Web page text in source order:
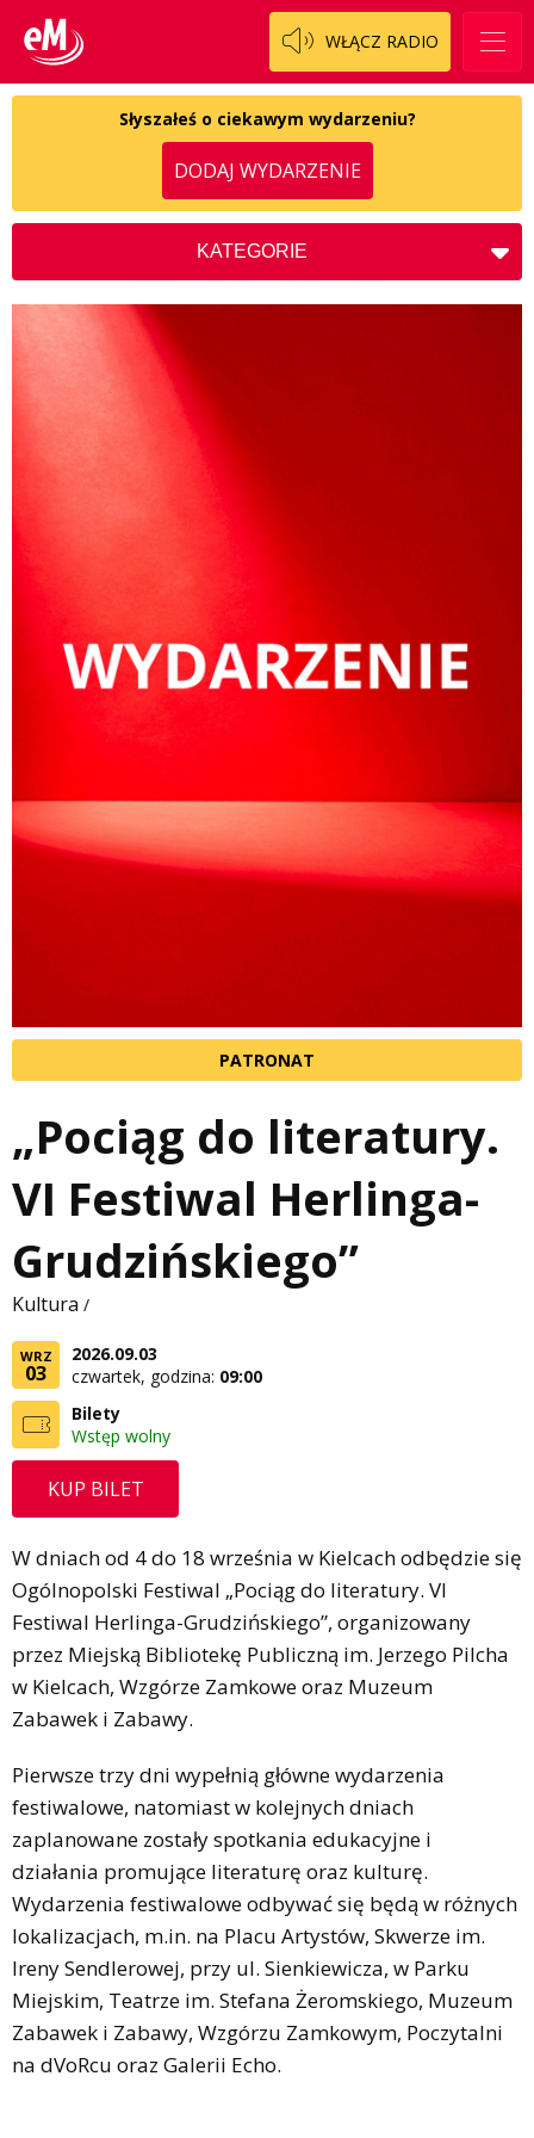
WŁĄCZ RADIO
Słyszałeś o ciekawym wydarzeniu?
DODAJ WYDARZENIE
KATEGORIE
Koncerty
PATRONAT
„Pociąg do literatury.
VI Festiwal Herlinga-
Grudzińskiego”
Kultura /
WRZ
03
2026.09.03
czwartek, godzina: 09:00
Bilety
Wstęp wolny
KUP BILET
W dniach od 4 do 18 września w Kielcach odbędzie się
Ogólnopolski Festiwal „Pociąg do literatury. VI
Festiwal Herlinga-Grudzińskiego”, organizowany
przez Miejską Bibliotekę Publiczną im. Jerzego Pilcha
w Kielcach, Wzgórze Zamkowe oraz Muzeum
Zabawek i Zabawy.
Pierwsze trzy dni wypełnią główne wydarzenia
festiwalowe, natomiast w kolejnych dniach
zaplanowane zostały spotkania edukacyjne i
działania promujące literaturę oraz kulturę.
Wydarzenia festiwalowe odbywać się będą w różnych
lokalizacjach, m.in. na Placu Artystów, Skwerze im.
Ireny Sendlerowej, przy ul. Sienkiewicza, w Parku
Miejskim, Teatrze im. Stefana Żeromskiego, Muzeum
Zabawek i Zabawy, Wzgórzu Zamkowym, Poczytalni
na dVoRcu oraz Galerii Echo.